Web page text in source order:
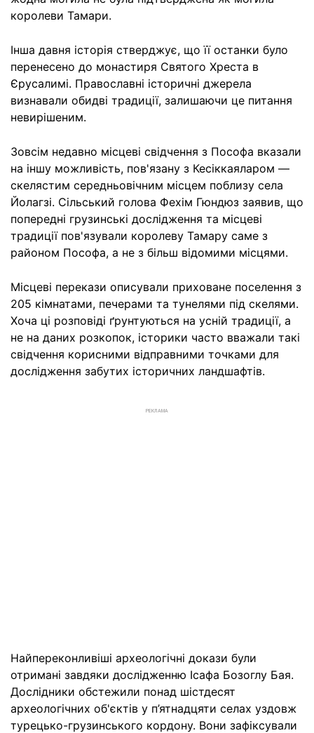
королеви Тамари.
Інша давня історія стверджує, що її останки було
перенесено до монастиря Святого Хреста в
Єрусалимі. Православні історичні джерела
визнавали обидві традиції, залишаючи це питання
невирішеним.
Зовсім недавно місцеві свідчення з Пософа вказали
на іншу можливість, пов'язану з Кесіккаяларом —
скелястим середньовічним місцем поблизу села
Йолагзі. Сільський голова Фехім Гюндюз заявив, що
попередні грузинські дослідження та місцеві
традиції пов'язували королеву Тамару саме з
районом Пософа, а не з більш відомими місцями.
Місцеві перекази описували приховане поселення з
205 кімнатами, печерами та тунелями під скелями.
Хоча ці розповіді ґрунтуються на усній традиції, а
не на даних розкопок, історики часто вважали такі
свідчення корисними відправними точками для
дослідження забутих історичних ландшафтів.
РЕКЛАМА
Найпереконливіші археологічні докази були
отримані завдяки дослідженню Ісафа Бозоглу Бая.
Дослідники обстежили понад шістдесят
археологічних об'єктів у п’ятнадцяти селах уздовж
турецько-грузинського кордону. Вони зафіксували